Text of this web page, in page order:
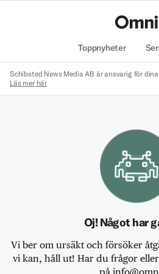
Toppnyheter
Schibsted News Media AB är ansvarig för
Läs mer här
Oj! Något har
Vi ber om ursäkt och försöker
vi kan, håll ut! Har du frågor